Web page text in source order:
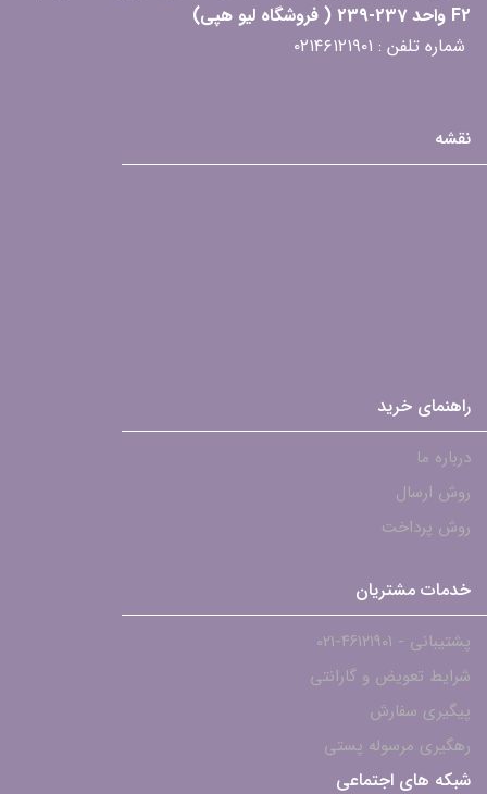
F2 واحد 237-239 ( فروشگاه لیو هپی)
شماره تلفن : ۰۲۱۴۶۱۲۱۹۰۱
نقشه
راهنمای خرید
درباره ما
روش ارسال
روش پرداخت
خدمات مشتریان
پشتیبانی - ۴۶۱۲۱۹۰۱-021
شرایط تعویض و گارانتی
پیگیری سفارش
رهگیری مرسوله پستی
شبکه های اجتماعی